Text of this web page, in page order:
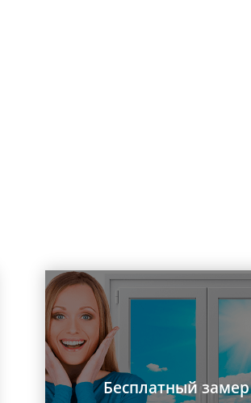
Бесплатный замер